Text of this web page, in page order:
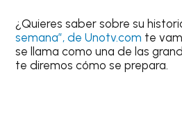
¿Quieres saber sobre su
semana”, de Unotv.com te
se llama como una de las
te diremos cómo se prepara.